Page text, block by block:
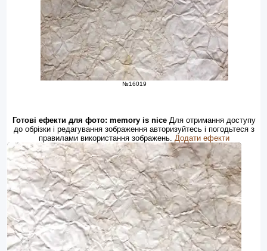
№16019
Готові ефекти для фото: memory is nice Для отримання доступу
до обрізки і редагування зображення авторизуйтесь і погодьтеся з
правилами використання зображень. Додати ефекти